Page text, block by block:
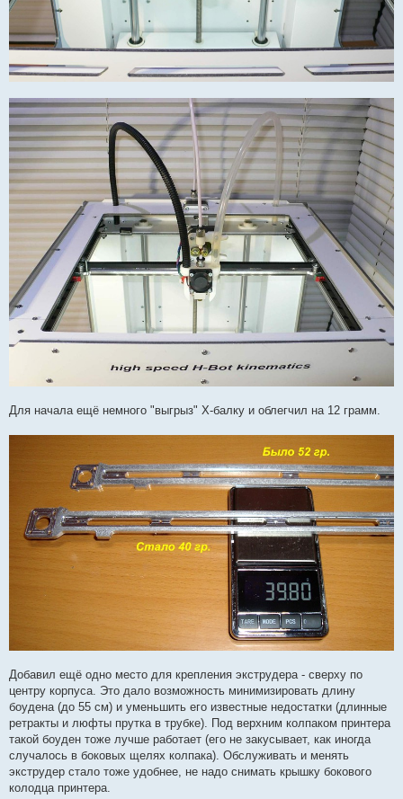
Для начала ещё немного "выгрыз" Х-балку и облегчил на 12 грамм.
Добавил ещё одно место для крепления экструдера - сверху по
центру корпуса. Это дало возможность минимизировать длину
боудена (до 55 см) и уменьшить его известные недостатки (длинные
ретракты и люфты прутка в трубке). Под верхним колпаком принтера
такой боуден тоже лучше работает (его не закусывает, как иногда
случалось в боковых щелях колпака). Обслуживать и менять
экструдер стало тоже удобнее, не надо снимать крышку бокового
колодца принтера.